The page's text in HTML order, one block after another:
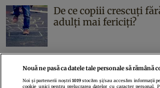
De ce copiii crescuți
adulți mai fericiți?
Nouă ne pasă ca datele tale personale să rămână
Noi și partenerii noștri1019 stocăm și/sau accesăm informații
cookie unici pentru prelucrarea datelor cu caracter personal.